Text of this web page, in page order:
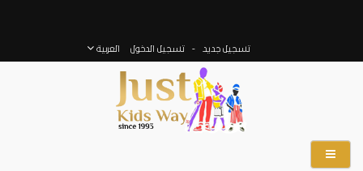
تسجيل جديد - تسجيل الدخول العربية